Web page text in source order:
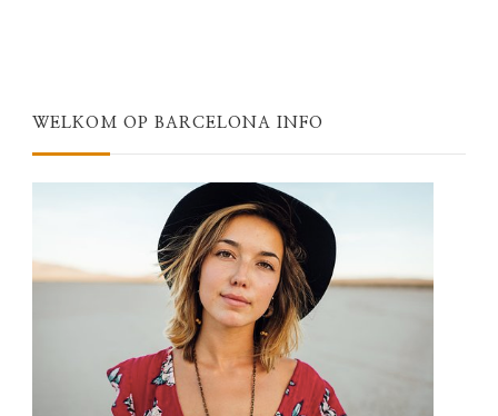
WELKOM OP BARCELONA INFO